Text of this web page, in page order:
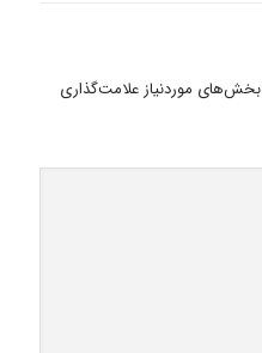
بخش‌های موردنیاز علامت‌گذاری